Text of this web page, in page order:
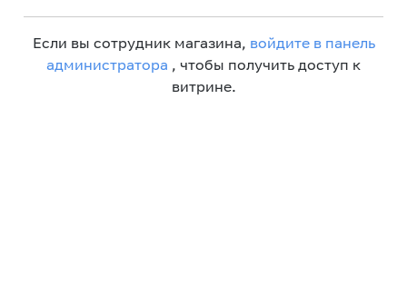
Если вы сотрудник магазина, войдите в панель
администратора , чтобы получить доступ к
витрине.